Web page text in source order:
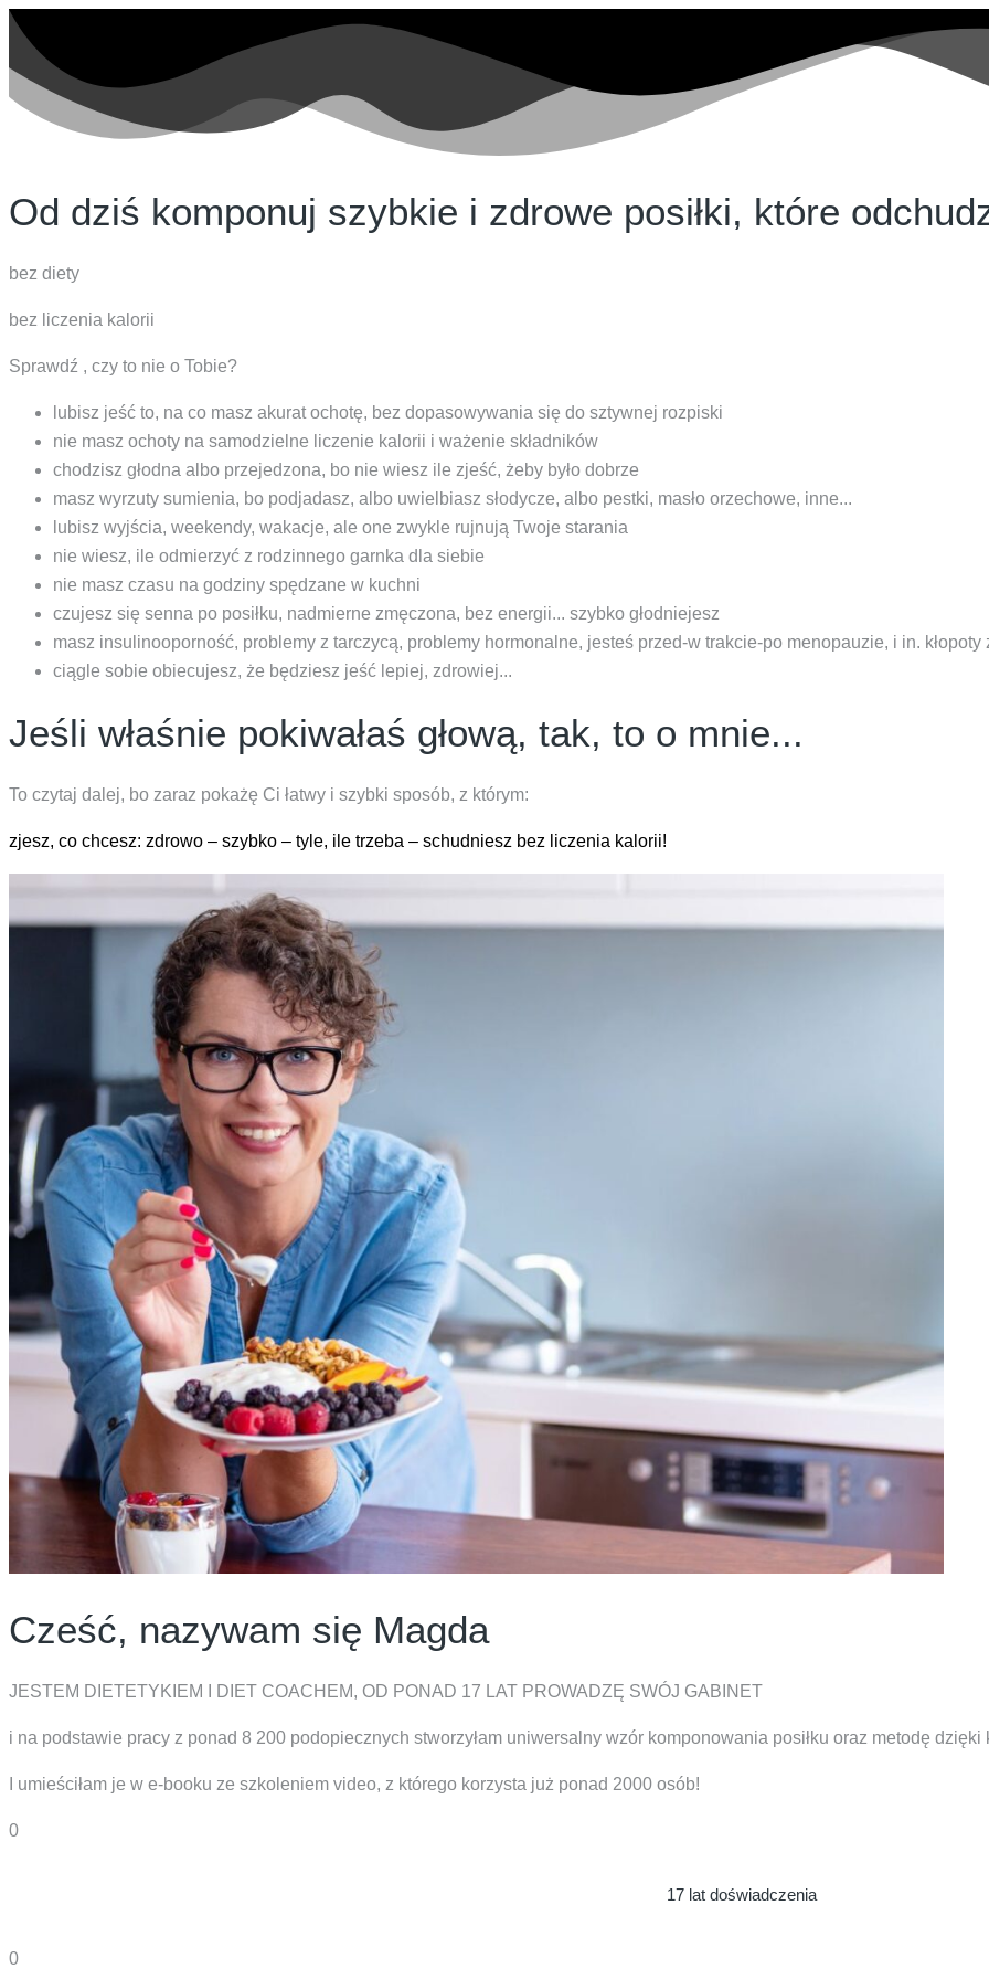
Od dziś komponuj szybkie i zdrowe posiłki, które
bez diety
bez liczenia kalorii
Sprawdź , czy to nie o Tobie?
lubisz jeść to, na co masz akurat ochotę, bez dopasowywania się do sztywnej rozpiski
nie masz ochoty na samodzielne liczenie kalorii i ważenie składników
chodzisz głodna albo przejedzona, bo nie wiesz ile zjeść, żeby było dobrze
masz wyrzuty sumienia, bo podjadasz, albo uwielbiasz słodycze, albo pestki, masło orzechowe, inne...
lubisz wyjścia, weekendy, wakacje, ale one zwykle rujnują Twoje starania
nie wiesz, ile odmierzyć z rodzinnego garnka dla siebie
nie masz czasu na godziny spędzane w kuchni
czujesz się senna po posiłku, nadmierne zmęczona, bez energii... szybko głodniejesz
masz insulinooporność, problemy z tarczycą, problemy hormonalne, jesteś przed-w trakcie-po menopauzie, i in. kłopoty
ciągle sobie obiecujesz, że będziesz jeść lepiej, zdrowiej...
Jeśli właśnie pokiwałaś głową, tak, to o mnie...
To czytaj dalej, bo zaraz pokażę Ci łatwy i szybki sposób, z którym:
zjesz, co chcesz: zdrowo – szybko – tyle, ile trzeba – schudniesz bez liczenia kalorii!
Cześć, nazywam się Magda
JESTEM DIETETYKIEM I DIET COACHEM, OD PONAD 17 LAT PROWADZĘ SWÓJ GABINET
i na podstawie pracy z ponad 8 200 podopiecznych stworzyłam uniwersalny wzór komponowania posiłku oraz metodę
I umieściłam je w e-booku ze szkoleniem video, z którego korzysta już ponad 2000 osób!
0
17 lat doświadczenia
0